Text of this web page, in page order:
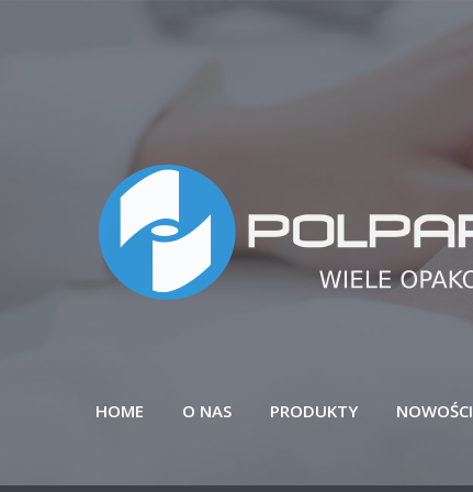
HOME O NAS PRODUKTY NOWOŚCI